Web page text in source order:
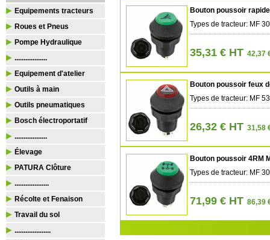
Equipements tracteurs
Roues et Pneus
Pompe Hydraulique
..................
Equipement d'atelier
Outils à main
Outils pneumatiques
Bosch électroportatif
..................
Élevage
PATURA Clôture
...................
Récolte et Fenaison
Travail du sol
....................
Bouton poussoir
Types de tracteur: MF
35,31 € HT 42,37
Bouton poussoir feux
Types de tracteur: MF
26,32 € HT 31,58
Bouton poussoir 4RM
Types de tracteur: MF
71,99 € HT 86,39